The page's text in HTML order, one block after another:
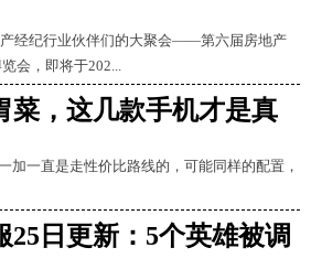
经纪行业伙伴们的大聚会——第六届房地产
会，即将于202...
菜，这几款手机才是真
加一直是走性价比路线的，可能同样的配置，
25日更新：5个英雄被调